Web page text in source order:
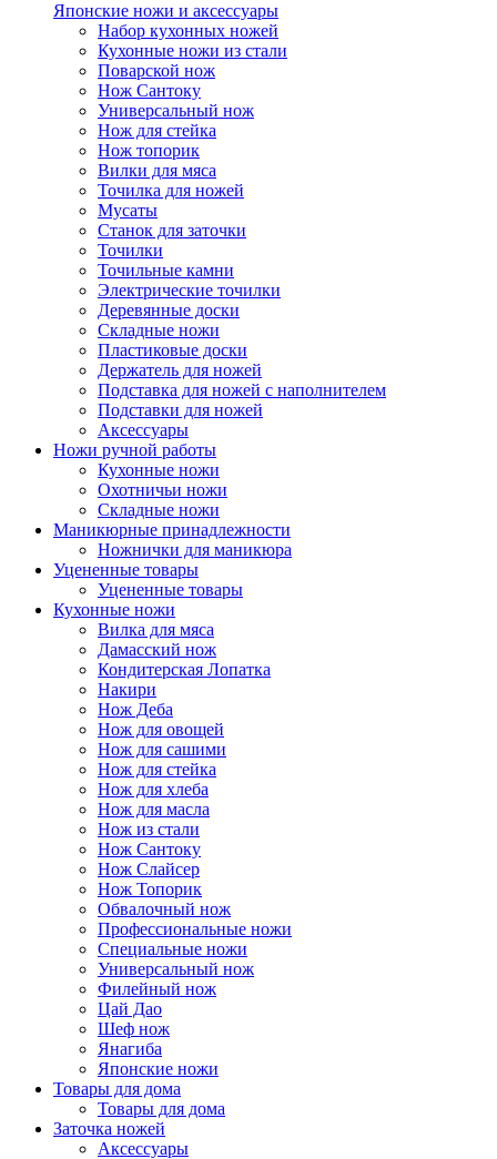
Японские ножи и аксессуары
Набор кухонных ножей
Кухонные ножи из стали
Поварской нож
Нож Сантоку
Универсальный нож
Нож для стейка
Нож топорик
Вилки для мяса
Точилка для ножей
Мусаты
Станок для заточки
Точилки
Точильные камни
Электрические точилки
Деревянные доски
Складные ножи
Пластиковые доски
Держатель для ножей
Подставка для ножей с наполнителем
Подставки для ножей
Аксессуары
Ножи ручной работы
Кухонные ножи
Охотничьи ножи
Складные ножи
Маникюрные принадлежности
Ножнички для маникюра
Уцененные товары
Уцененные товары
Кухонные ножи
Вилка для мяса
Дамасский нож
Кондитерская Лопатка
Накири
Нож Деба
Нож для овощей
Нож для сашими
Нож для стейка
Нож для хлеба
Нож для масла
Нож из стали
Нож Сантоку
Нож Слайсер
Нож Топорик
Обвалочный нож
Профессиональные ножи
Специальные ножи
Универсальный нож
Филейный нож
Цай Дао
Шеф нож
Янагиба
Японские ножи
Товары для дома
Товары для дома
Заточка ножей
Аксессуары